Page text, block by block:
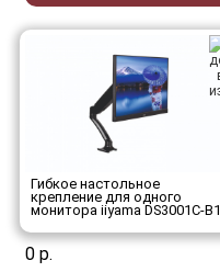
Гибкое настольное
крепление для одного
монитора iiyama DS3001C-B1
0 р.